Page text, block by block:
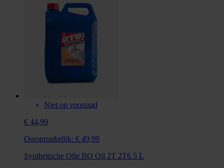
Niet op voorraad
€ 44,99
Oorspronkelijk: € 49,99
Synthetische Olie BO Oil 2T 2T6 5 L